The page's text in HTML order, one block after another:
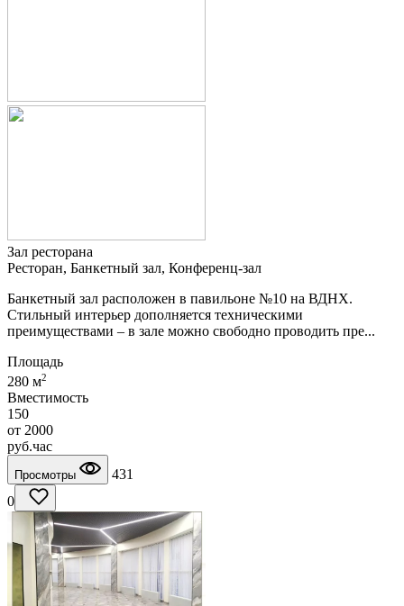
Зал ресторана
Ресторан, Банкетный зал, Конференц-зал
Банкетный зал расположен в павильоне №10 на ВДНХ.
Стильный интерьер дополняется техническими
преимуществами – в зале можно свободно проводить пре...
Площадь
280 м2
Вместимость
150
от 2000
руб.час
Просмотры
431
0